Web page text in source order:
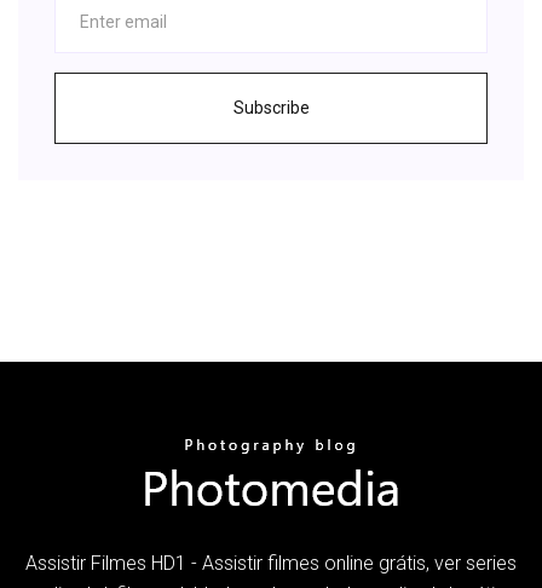
Subscribe
Assistir Filmes HD1 - Assistir filmes online grátis, ver series